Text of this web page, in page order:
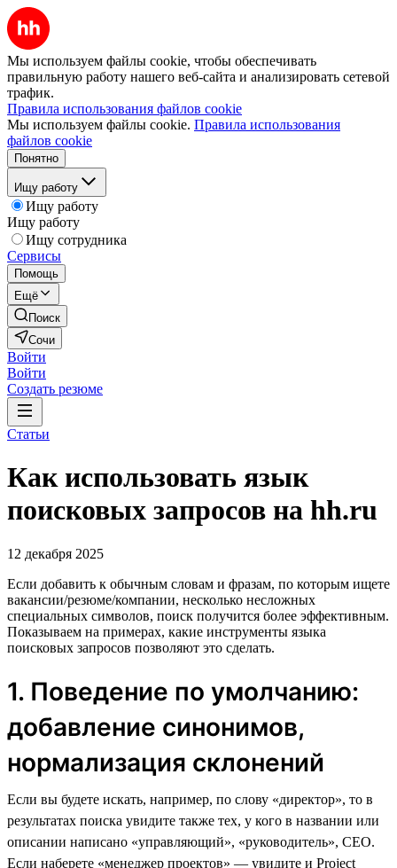
Мы используем файлы cookie, чтобы обеспечивать
правильную работу нашего веб-сайта и анализировать сетевой
трафик.
Правила использования файлов cookie
Мы используем файлы cookie. Правила использования
файлов cookie
Понятно
Ищу работу
Ищу работу
Ищу работу
Ищу сотрудника
Сервисы
Помощь
Ещё
Поиск
Сочи
Войти
Войти
Создать резюме
Статьи
Как использовать язык
поисковых запросов на hh.ru
12 декабря 2025
Если добавить к обычным словам и фразам, по которым ищете
вакансии/резюме/компании, несколько несложных
специальных символов, поиск получится более эффективным.
Показываем на примерах, какие инструменты языка
поисковых запросов позволяют это сделать.
1. Поведение по умолчанию:
добавление синонимов,
нормализация склонений
Если вы будете искать, например, по слову «директор», то в
результатах поиска увидите также тех, у кого в названии или
описании написано «управляющий», «руководитель», CEO.
Если наберете «менеджер проектов» — увидите и Project